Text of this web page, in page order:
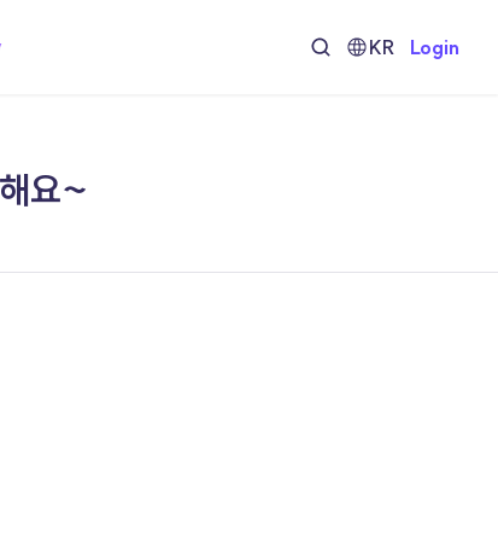
KR Login
요~